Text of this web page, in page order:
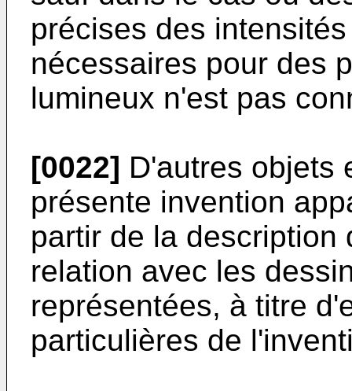
précises des
nécessaires pour des
lumineux n'est pas
[0022] D'autres objets
présente invention
partir de la description
relation avec les
représentées, à titre
particulières de